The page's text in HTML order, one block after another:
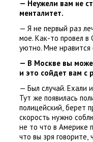
— Неужели вам не
менталитет.
— Я не первый раз
мое. Как-то провел в
уютно. Мне
— В Москве вы
и это сойдет вам с
— Был случай. Ехали
Тут же появилась
полицейский, берет
скорость нужно
не то что в Америке
что вы зря говорите,